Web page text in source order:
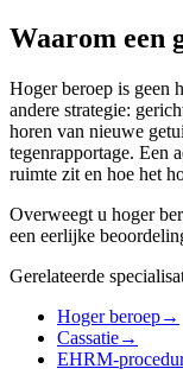
Waarom een
Hoger beroep is geen
andere strategie:
horen van nieuwe
tegenrapportage. Een
ruimte zit en hoe het
Overweegt u hoger
een eerlijke
Gerelateerde
Hoger beroep→
Cassatie→
EHRM-